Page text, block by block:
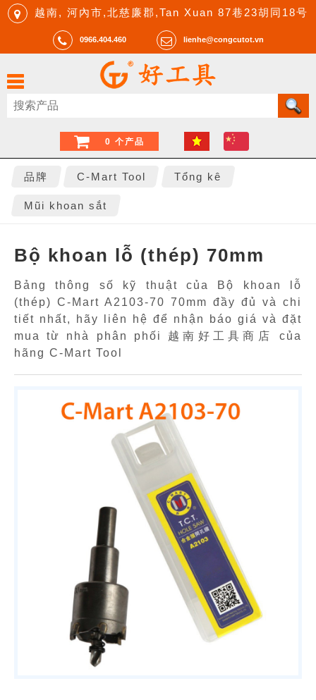
越南, 河內市,北慈廉郡,Tan Xuan 87巷23胡同18号
0966.404.460 lienhe@congcutot.vn
0 个产品
品牌 C-Mart Tool Tổng kê
Mũi khoan sắt
Bộ khoan lỗ (thép) 70mm
Bảng thông số kỹ thuật của Bộ khoan lỗ
(thép) C-Mart A2103-70 70mm đầy đủ và chi
tiết nhất, hãy liên hệ để nhận báo giá và đặt
mua từ nhà phân phối 越南好工具商店 của
hãng C-Mart Tool